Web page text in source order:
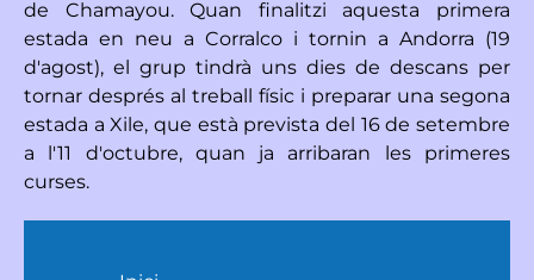
de Chamayou. Quan finalitzi aquesta primera
estada en neu a Corralco i tornin a Andorra (19
d'agost), el grup tindrà uns dies de descans per
tornar després al treball físic i preparar una segona
estada a Xile, que està prevista del 16 de setembre
a l'11 d'octubre, quan ja arribaran les primeres
curses.